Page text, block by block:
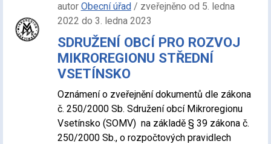
autor Obecní úřad/ zveřejněno od 5. ledna
2022 do 3. ledna 2023
SDRUŽENÍ OBCÍ PRO ROZVOJ
MIKROREGIONU STŘEDNÍ
VSETÍNSKO
Oznámení o zveřejnění dokumentů dle zákona
č. 250/2000 Sb. Sdružení obcí Mikroregionu
Vsetínsko (SOMV) na základě § 39 zákona č.
250/2000 Sb., o rozpočtových pravidlech